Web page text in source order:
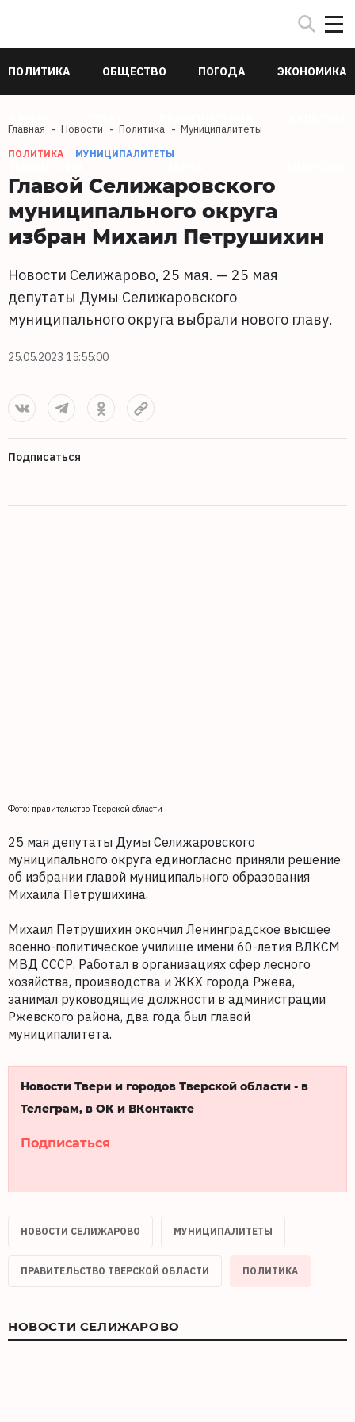
ПОЛИТИКА ОБЩЕСТВО ПОГОДА ЭКОНОМИКА
Главная Новости Политика Муниципалитеты
ПОЛИТИКА МУНИЦИПАЛИТЕТЫ
Главой Селижаровского
муниципального округа
избран Михаил Петрушихин
Новости Селижарово, 25 мая. — 25 мая
депутаты Думы Селижаровского
муниципального округа выбрали нового главу.
25.05.2023 15:55:00
Подписаться
Фото: правительство Тверской области
25 мая депутаты Думы Селижаровского
муниципального округа единогласно приняли решение
об избрании главой муниципального образования
Михаила Петрушихина.
Михаил Петрушихин окончил Ленинградское высшее
военно-политическое училище имени 60-летия ВЛКСМ
МВД СССР. Работал в организациях сфер лесного
хозяйства, производства и ЖКХ города Ржева,
занимал руководящие должности в администрации
Ржевского района, два года был главой
муниципалитета.
Новости Твери и городов Тверской области - в
Телеграм, в ОК и ВКонтакте
Подписаться
НОВОСТИ СЕЛИЖАРОВО МУНИЦИПАЛИТЕТЫ
ПРАВИТЕЛЬСТВО ТВЕРСКОЙ ОБЛАСТИ ПОЛИТИКА
НОВОСТИ СЕЛИЖАРОВО